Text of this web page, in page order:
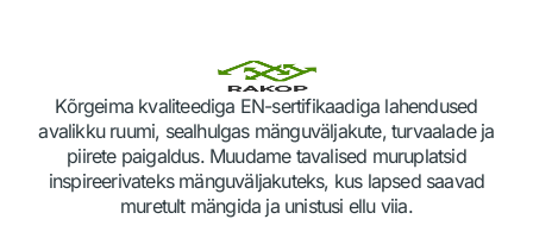
Kõrgeima kvaliteediga EN-sertifikaadiga lahendused
avalikku ruumi, sealhulgas mänguväljakute, turvaalade ja
piirete paigaldus. Muudame tavalised muruplatsid
inspireerivateks mänguväljakuteks, kus lapsed saavad
muretult mängida ja unistusi ellu viia.